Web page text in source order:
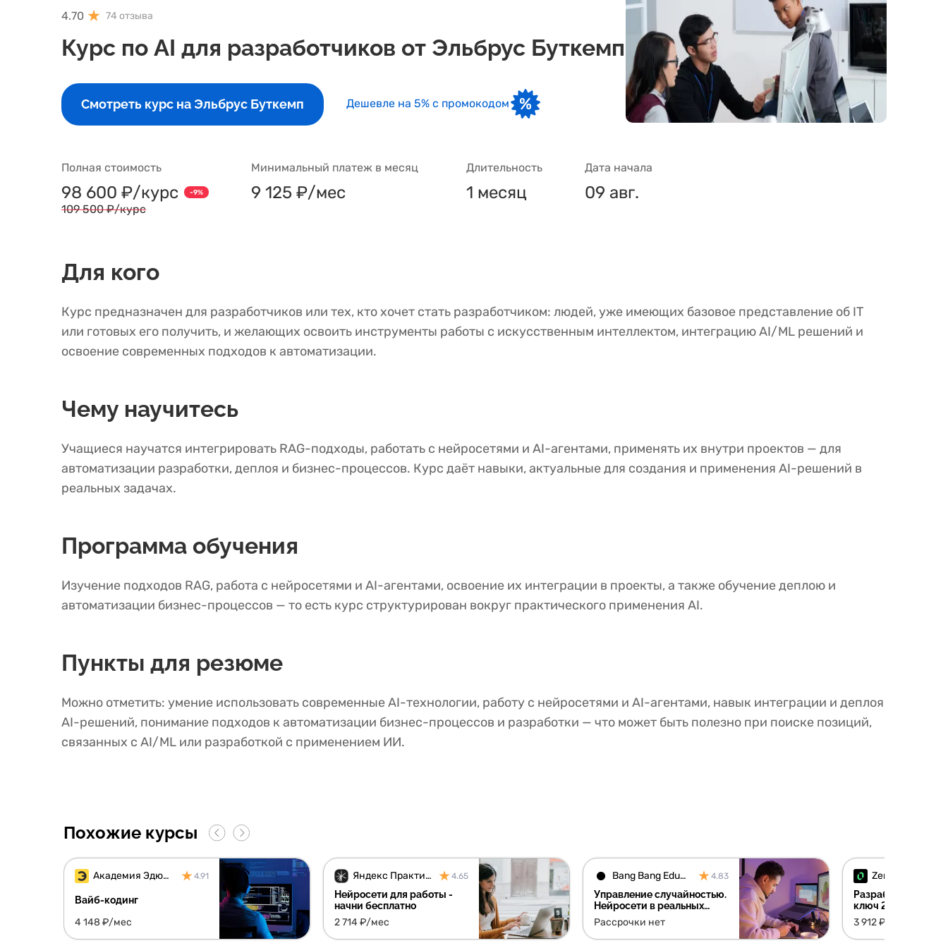
4.70 74 отзыва
Курс по AI для разработчиков от Эльбрус Буткемп
Смотреть курс на Эльбрус Буткемп Дешевле на 5% с промокодом
Полная стоимость
109 500 ₽/курс
98 600 ₽/курс -9%
Минимальный платеж в месяц
9 125 ₽/мес
Длительность
1 месяц
Дата начала
09 авг.
Для кого
Курс предназначен для разработчиков или тех, кто хочет стать разработчиком: людей, уже имеющих базовое представление об IT
или готовых его получить, и желающих освоить инструменты работы с искусственным интеллектом, интеграцию AI/ML решений и
освоение современных подходов к автоматизации.
Чему научитесь
Учащиеся научатся интегрировать RAG-подходы, работать с нейросетями и AI-агентами, применять их внутри проектов — для
автоматизации разработки, деплоя и бизнес-процессов. Курс даёт навыки, актуальные для создания и применения AI-решений в
реальных задачах.
Программа обучения
Изучение подходов RAG, работа с нейросетями и AI-агентами, освоение их интеграции в проекты, а также обучение деплою и
автоматизации бизнес-процессов — то есть курс структурирован вокруг практического применения AI.
Пункты для резюме
Можно отметить: умение использовать современные AI-технологии, работу с нейросетями и AI-агентами, навык интеграции и деплоя
AI-решений, понимание подходов к автоматизации бизнес-процессов и разработки — что может быть полезно при поиске позиций,
связанных с AI/ML или разработкой с применением ИИ.
Похожие курсы
Академия Эдюсон 4.91
Вайб-кодинг
4 148 ₽/мес
Яндекс Практикум 4.65
Нейросети для работы -
начни бесплатно
2 714 ₽/мес
Bang Bang Education 4.83
Управление случайностью.
Нейросети в реальных
задачах дизайнера
Рассрочки нет
ZeroCoder
Разработчик чат-
ключ 2.0
3 912 ₽/мес